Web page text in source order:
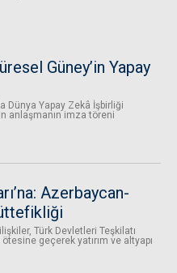
Güney’in Yapay
Dünya Yapay Zekâ İşbirliği
anlaşmanın imza töreni
Azerbaycan-
Türk Devletleri Teşkilatı
geçerek yatırım ve altyapı